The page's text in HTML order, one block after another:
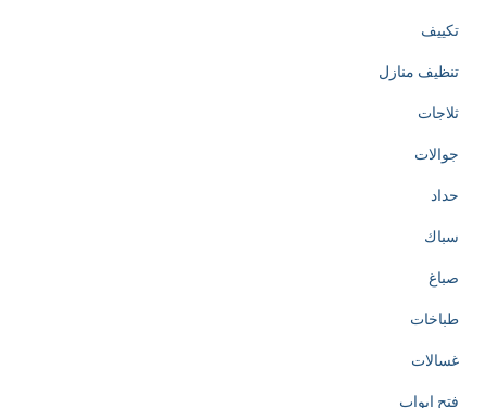
تكييف
تنظيف منازل
ثلاجات
جوالات
حداد
سباك
صباغ
طباخات
غسالات
فتح ابواب